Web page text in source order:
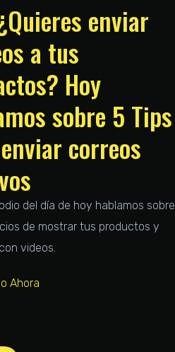
enviar
a tus
Hoy
sobre 5 Tips
correos
del día de hoy hablamos sobre
de mostrar tus productos y
videos.
Ahora